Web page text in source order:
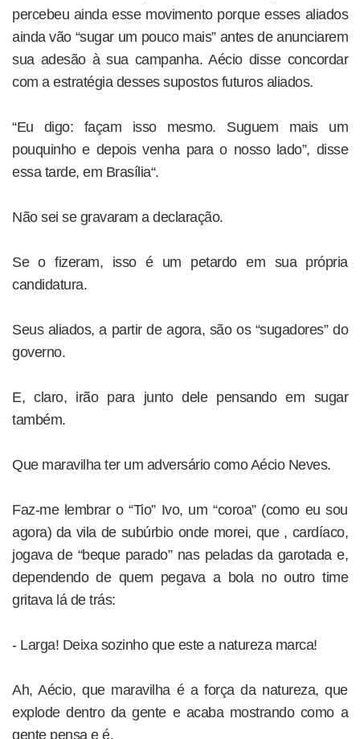
percebeu ainda esse movimento porque esses aliados
ainda vão “sugar um pouco mais” antes de anunciarem
sua adesão à sua campanha. Aécio disse concordar
com a estratégia desses supostos futuros aliados.
“Eu digo: façam isso mesmo. Suguem mais um
pouquinho e depois venha para o nosso lado”, disse
essa tarde, em Brasília“.
Não sei se gravaram a declaração.
Se o fizeram, isso é um petardo em sua própria
candidatura.
Seus aliados, a partir de agora, são os “sugadores” do
governo.
E, claro, irão para junto dele pensando em sugar
também.
Que maravilha ter um adversário como Aécio Neves.
Faz-me lembrar o “Tio” Ivo, um “coroa” (como eu sou
agora) da vila de subúrbio onde morei, que , cardíaco,
jogava de “beque parado” nas peladas da garotada e,
dependendo de quem pegava a bola no outro time
gritava lá de trás:
- Larga! Deixa sozinho que este a natureza marca!
Ah, Aécio, que maravilha é a força da natureza, que
explode dentro da gente e acaba mostrando como a
gente pensa e é.